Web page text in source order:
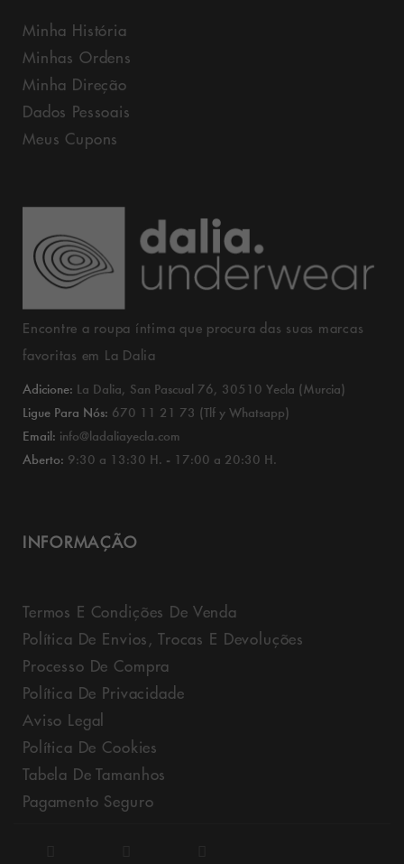
Minha História
Minhas Ordens
Minha Direção
Dados Pessoais
Meus Cupons
Encontre a roupa íntima que procura das suas marcas
favoritas em La Dalia
Adicione: La Dalia, San Pascual 76, 30510 Yecla (Murcia)
Ligue Para Nós: 670 11 21 73 (Tlf y Whatsapp)
Email: info@ladaliayecla.com
Aberto: 9:30 a 13:30 H. - 17:00 a 20:30 H.
INFORMAÇÃO
Termos E Condições De Venda
Política De Envios, Trocas E Devoluções
Processo De Compra
Política De Privacidade
Aviso Legal
Política De Cookies
Tabela De Tamanhos
Pagamento Seguro